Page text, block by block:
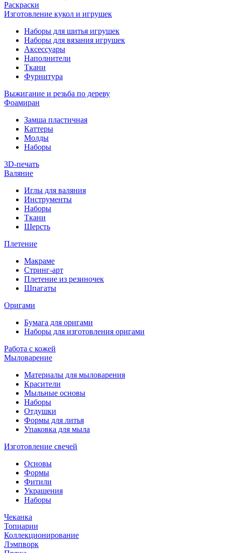
Раскраски
Изготовление кукол и игрушек
Наборы для шитья игрушек
Наборы для вязания игрушек
Аксессуары
Наполнители
Ткани
Фурнитура
Выжигание и резьба по дереву
Фоамиран
Замша пластичная
Каттеры
Молды
Наборы
3D-печать
Валяние
Иглы для валяния
Инструменты
Наборы
Ткани
Шерсть
Плетение
Макраме
Стринг-арт
Плетение из резиночек
Шпагаты
Оригами
Бумага для оригами
Наборы для изготовления оригами
Работа с кожей
Мыловарение
Материалы для мыловарения
Красители
Мыльные основы
Наборы
Отдушки
Формы для литья
Упаковка для мыла
Изготовление свечей
Основы
Формы
Фитили
Украшения
Наборы
Чеканка
Топиарии
Коллекционирование
Лэмпворк